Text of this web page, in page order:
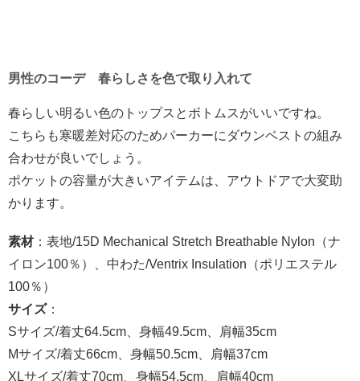
男性のコーデ 春らしさを色で取り入れて
春らしい明るい色のトップスとボトムスがいいですね。
こちらも寒暖差対応のためパーカーにダウンベストの組み
合わせが良いでしょう。
ポケットの容量が大きいアイテムは、アウトドアで大変助
かります。
素材：表地/15D Mechanical Stretch Breathable Nylon（ナ
イロン100％）、中わた/Ventrix Insulation（ポリエステル
100％）
サイズ：
Sサイズ/着丈64.5cm、身幅49.5cm、肩幅35cm
Mサイズ/着丈66cm、身幅50.5cm、肩幅37cm
XLサイズ/着丈70cm、身幅54.5cm、肩幅40cm